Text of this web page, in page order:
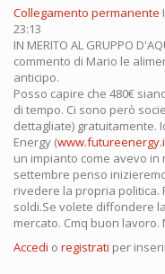
Collegamento permanente
23:13
IN MERITO AL GRUPPO
commento di Mario le
anticipo.
Posso capire che 480€
di tempo. Ci sono però
dettagliate) gratuitamente.
Energy (
un impianto come avevo
settembre penso
rivedere la propria politica.
soldi.Se volete diffondere
mercato. Cmq buon lavoro.
Accedi o registrati per